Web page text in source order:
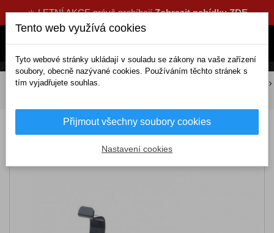
☀️ LETNÍ AKCE právě probíhajíZobrazit nabídku ZDE
DOMOV Interiérové doplňky
Držák mobilu s USB do zapalovače
Tento web využívá cookies
Tyto webové stránky ukládají v souladu se zákony na vaše zařízení
soubory, obecně nazývané cookies. Používáním těchto stránek s
tím vyjadřujete souhlas.
Přijmout všechny soubory cookies
Nastavení cookies